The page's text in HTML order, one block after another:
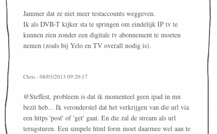
Jammer dat ze niet meer testaccounts weggeven.
Ik als DVB-T kijker sta te springen om eindelijk IP tv te
kunnen zien zonder een digitale tv abonnement te moeten
nemen (zoals bij Yelo en TV overall nodig is).
Chris - 08/03/2013 09:20:17
@Steffest, probleem is dat ik momenteel geen ipad in mn
bezit heb... Ik veronderstel dat het verkrijgen van die url via
een https 'post' of 'get' gaat. En die zal de stream als url
terugsturen. Een simpele html form moet daarmee wel aan te